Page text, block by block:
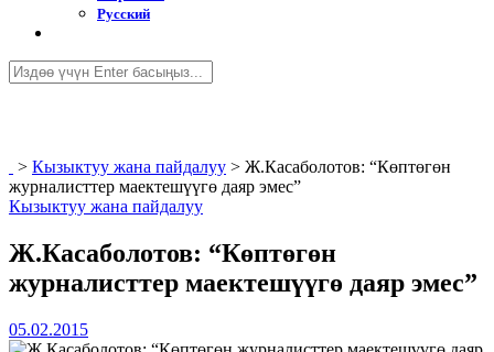
Русский
> Кызыктуу жана пайдалуу > Ж.Касаболотов: “Көптөгөн
журналисттер маектешүүгө даяр эмес”
Кызыктуу жана пайдалуу
Ж.Касаболотов: “Көптөгөн
журналисттер маектешүүгө даяр эмес”
05.02.2015